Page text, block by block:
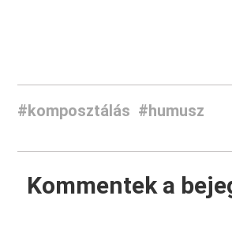
#komposztálás #humusz
Kommentek a